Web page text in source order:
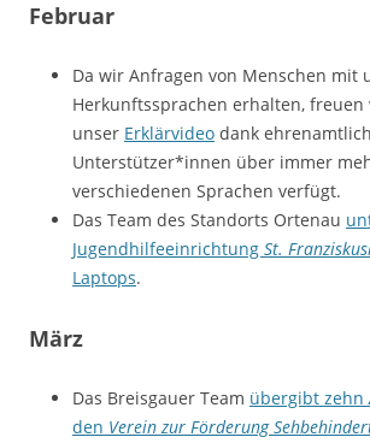
Februar
Da wir Anfragen von Menschen mit
Herkunftssprachen erhalten, freuen
unser Erklärvideo dank
Unterstützer*innen über immer
verschiedenen Sprachen verfügt.
Das Team des Standorts Ortenau
Jugendhilfeeinrichtung St.
Laptops.
März
Das Breisgauer Team übergibt zehn
den Verein zur Förderung